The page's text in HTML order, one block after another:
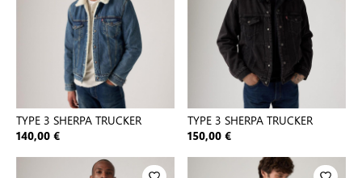
TYPE 3 SHERPA TRUCKER
140,00 €
TYPE 3 SHERPA TRUCKER
150,00 €